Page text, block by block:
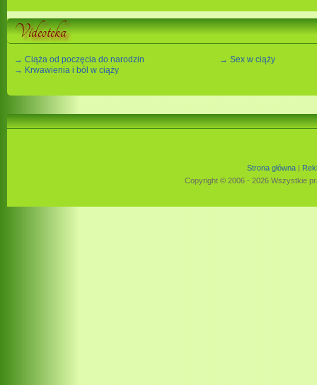
Videoteka
→ Ciąża od poczęcia do narodzin
→ Krwawienia i ból w ciąży
→ Sex w ciąży
Strona główna|
Copyright © 2006 - 2026 Wszystkie